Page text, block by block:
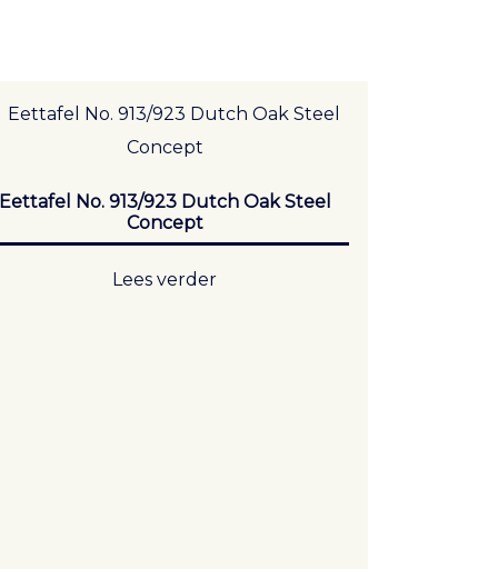
Eettafel No. 913/923 Dutch Oak Steel
Concept
Lees verder